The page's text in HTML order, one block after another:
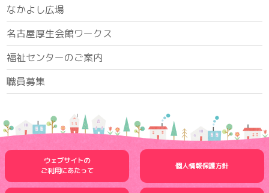
なかよし広場
名古屋厚生会館ワークス
福祉センターのご案内
職員募集
ウェブサイトの
ご利用にあたって
個人情報保護方針